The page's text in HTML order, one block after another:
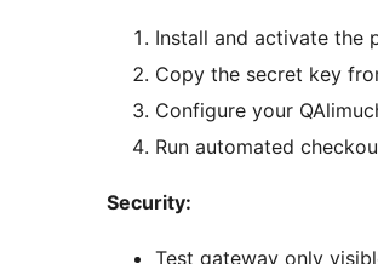
Install and activate the
Copy the secret key
Configure your
Run automated
Security:
Test gateway only